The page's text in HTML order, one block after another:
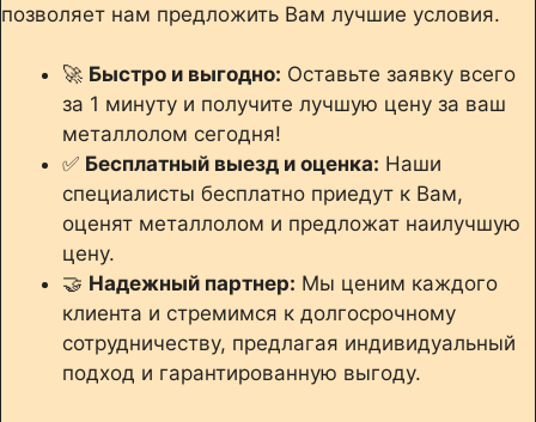
позволяет нам предложить Вам лучшие условия.
🚀 Быстро и выгодно: Оставьте заявку всего
за 1 минуту и получите лучшую цену за ваш
металлолом сегодня!
✅ Бесплатный выезд и оценка: Наши
специалисты бесплатно приедут к Вам,
оценят металлолом и предложат наилучшую
цену.
🤝 Надежный партнер: Мы ценим каждого
клиента и стремимся к долгосрочному
сотрудничеству, предлагая индивидуальный
подход и гарантированную выгоду.